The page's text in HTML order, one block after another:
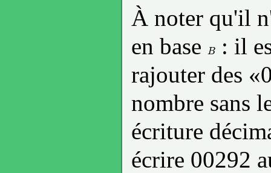
À noter qu'il
en base
B
B: il
rajouter des
nombre sans
écriture
écrire 00292